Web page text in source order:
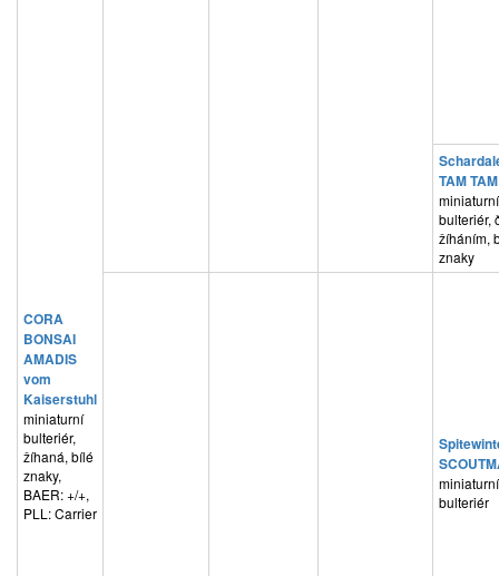
CORA
BONSAI
AMADIS
vom
Kaiserstuhl
miniaturní
bulteriér,
žíhaná, bílé
znaky,
BAER: +/+,
PLL: Carrier
TAM TAM
miniaturní
bulteriér,
žíháním,
znaky
miniaturní
bulteriér